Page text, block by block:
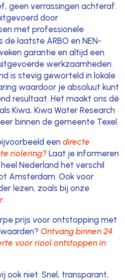
geen verrassingen achteraf.
door
met professionele
laatste ARBO en NEN-
garantie en altijd een
werkzaamheden.
is stevig geworteld in lokale
waardoor je absoluut kunt
resultaat. Het maakt ons dé
Kiwa, Kiwa Water Research
binnen de gemeente Texel.
een directe
riolering?Laat je informeren
Nederland het verschil
Amsterdam. Ook voor
lezen, zoals bij onze
.
prijs voor ontstopping met
Ontvang binnen 24
voor riool ontstoppen in
ook niet. Snel, transparant,